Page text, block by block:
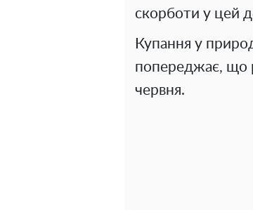
скорботи у цей
Купання у
попереджає, що
червня.